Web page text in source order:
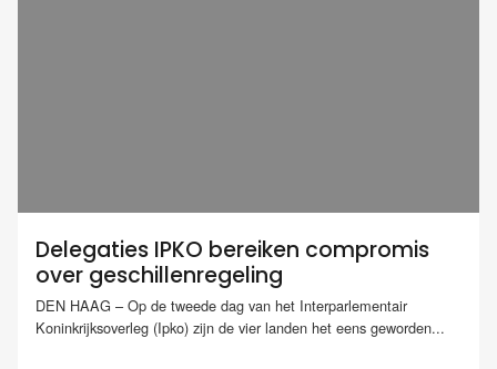
Delegaties IPKO bereiken compromis
over geschillenregeling
DEN HAAG – Op de tweede dag van het Interparlementair
Koninkrijksoverleg (Ipko) zijn de vier landen het eens geworden...